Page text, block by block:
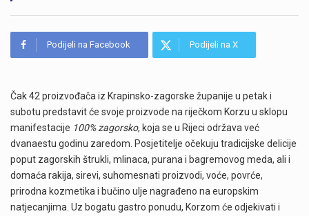
Podijeli na Facebook Podijeli na X
Čak 42 proizvođača iz Krapinsko-zagorske županije u petak i
subotu predstavit će svoje proizvode na riječkom Korzu u sklopu
manifestacije 100% zagorsko, koja se u Rijeci održava već
dvanaestu godinu zaredom. Posjetitelje očekuju tradicijske delicije
poput zagorskih štrukli, mlinaca, purana i bagremovog meda, ali i
domaća rakija, sirevi, suhomesnati proizvodi, voće, povrće,
prirodna kozmetika i bučino ulje nagrađeno na europskim
natjecanjima. Uz bogatu gastro ponudu, Korzom će odjekivati i